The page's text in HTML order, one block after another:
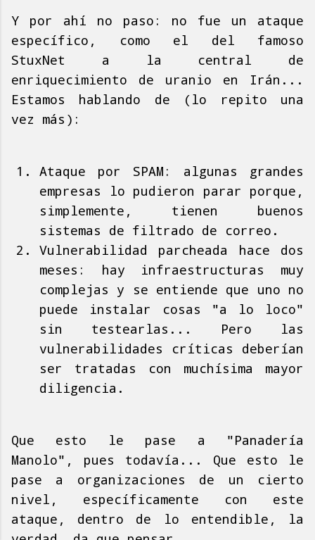
Y por ahí no paso: no fue un ataque
específico, como el del famoso
StuxNet a la central de
enriquecimiento de uranio en Irán...
Estamos hablando de (lo repito una
vez más):
Ataque por SPAM: algunas grandes
empresas lo pudieron parar porque,
simplemente, tienen buenos
sistemas de filtrado de correo.
Vulnerabilidad parcheada hace dos
meses: hay infraestructuras muy
complejas y se entiende que uno no
puede instalar cosas "a lo loco"
sin testearlas... Pero las
vulnerabilidades críticas deberían
ser tratadas con muchísima mayor
diligencia.
Que esto le pase a "Panadería
Manolo", pues todavía... Que esto le
pase a organizaciones de un cierto
nivel, específicamente con este
ataque, dentro de lo entendible, la